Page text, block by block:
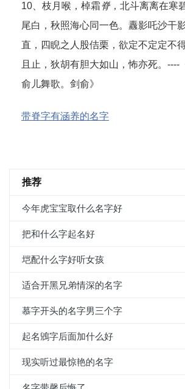
10、枝月喉，棹霜脊，北斗离离在寒
尾白，秋照海心同一色。纛影吒沙干
直，四睨之人股佶栗，欲定不定定不
且止，狄胡有胆大如山，怖亦死。----
俞儿舞歌。剑俞》
带脊字有涵养的名字
推荐
今年虎宝宝取什么名字好
把和什么字起名好
垲配什么字好听女孩
适合开黑兄弟情深的名字
慕字开头的名字男三个字
起名鶂字后面加什么好
现实听过最惊艳的名字